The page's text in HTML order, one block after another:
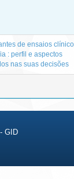
de ensaios
: perfil e aspectos
nas suas decisões
GID